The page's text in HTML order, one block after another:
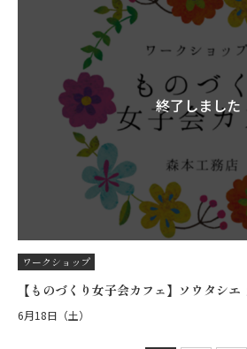
終了しました
ワークショップ
【ものづくり女子会カフェ】ソウタシエ
6月18日（土）